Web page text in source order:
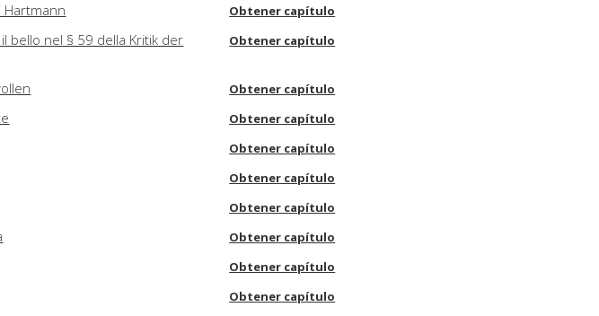
Hartmann Obtener capítulo
bello nel § 59 della Kritik der
Obtener capítulo
Obtener capítulo
Obtener capítulo
Obtener capítulo
Obtener capítulo
Obtener capítulo
Obtener capítulo
Obtener capítulo
Obtener capítulo